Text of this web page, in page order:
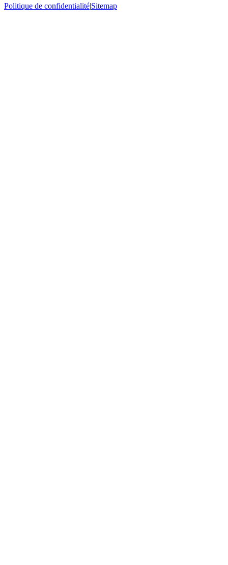
Politique de confidentialité|Sitemap